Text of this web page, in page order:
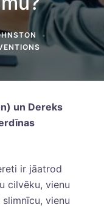
un Dereks
ir jāatrod
cilvēku, vienu
vienu